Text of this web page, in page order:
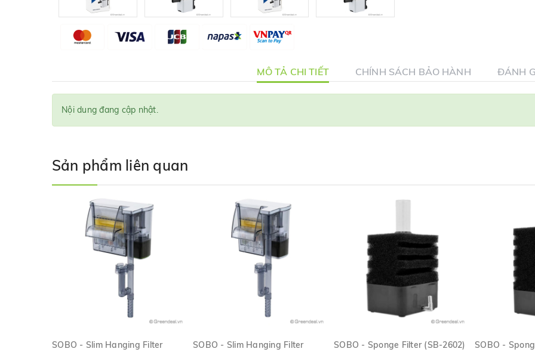
MÔ TẢ CHI TIẾT CHÍNH SÁCH BẢO HÀNH ĐÁNH
Nội dung đang cập nhật.
Sản phẩm liên quan
SOBO - Slim Hanging Filter
SOBO - Slim Hanging Filter
SOBO - Sponge Filter (SB-2602) SOBO -